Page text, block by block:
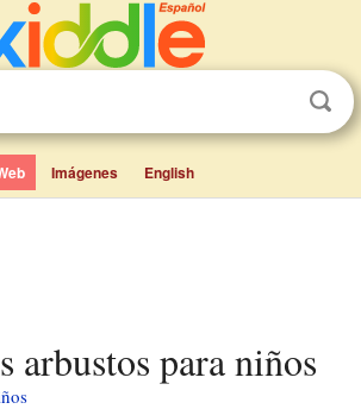
Imágenes English
arbustos para niños